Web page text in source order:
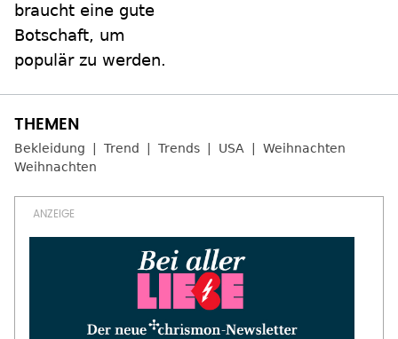
braucht eine gute
Botschaft, um
populär zu werden.
Bekleidung Trend Trends USA
Weihnachten
Weihnachten